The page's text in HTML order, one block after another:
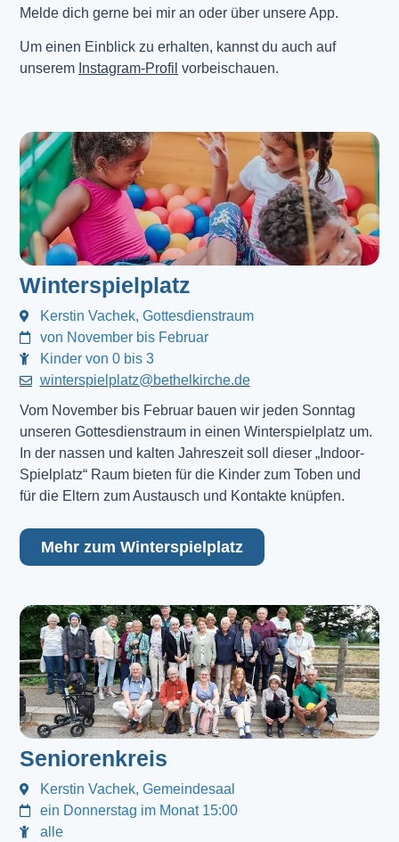
Melde dich gerne bei mir an oder über unsere App.
Um einen Einblick zu erhalten, kannst du auch auf
unserem Instagram-Profil vorbeischauen.
Winterspielplatz
Kerstin Vachek, Gottesdienstraum
von November bis Februar
Kinder von 0 bis 3
winterspielplatz@bethelkirche.de
Vom November bis Februar bauen wir jeden Sonntag
unseren Gottesdienstraum in einen Winterspielplatz um.
In der nassen und kalten Jahreszeit soll dieser „Indoor-
Spielplatz“ Raum bieten für die Kinder zum Toben und
für die Eltern zum Austausch und Kontakte knüpfen.
Mehr zum Winterspielplatz
Seniorenkreis
Kerstin Vachek, Gemeindesaal
ein Donnerstag im Monat 15:00
alle